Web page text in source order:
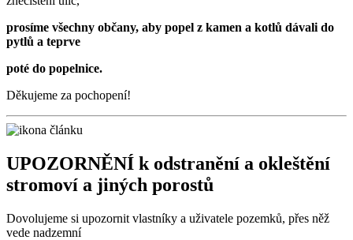
prosíme všechny občany, aby popel z kamen a kotlů dávali do
pytlů a teprve
poté do popelnice.
Děkujeme za pochopení!
UPOZORNĚNÍ k odstranění a okleštění
stromoví a jiných porostů
Dovolujeme si upozornit vlastníky a uživatele pozemků, přes něž
vede nadzemní